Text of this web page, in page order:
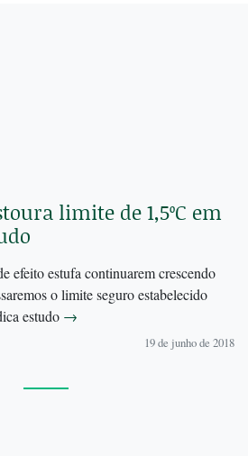
limite de 1,5ºC em
efeito estufa continuarem crescendo
o limite seguro estabelecido
estudo →
19 de junho de 2018